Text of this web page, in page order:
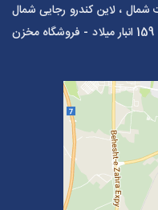
شمال ، لاین کندرو رجایی شمال
(به طرف تهران) روبروی آسیاب قرمز پلاک 159 انبار میلاد - فروشگاه مخزن